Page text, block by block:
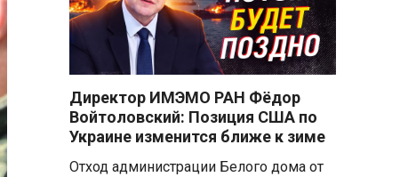
Директор ИМЭМО РАН Фёдор
Войтоловский: Позиция США по
Украине изменится ближе к зиме
Отход администрации Белого дома от